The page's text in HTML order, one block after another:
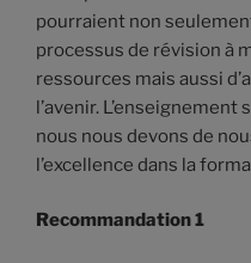
pourraient non
processus de révision à
ressources mais aussi
l’avenir.
nous nous devons de
l’excellence dans la
Recommandation 1